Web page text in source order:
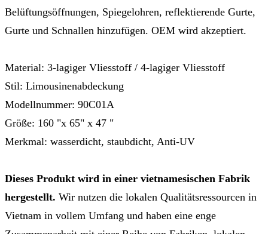
Belüftungsöffnungen, Spiegelohren, reflektierende Gurte,
Gurte und Schnallen hinzufügen. OEM wird akzeptiert.
Material: 3-lagiger Vliesstoff / 4-lagiger Vliesstoff
Stil: Limousinenabdeckung
Modellnummer: 90C01A
Größe: 160 "x 65" x 47 "
Merkmal: wasserdicht, staubdicht, Anti-UV
Dieses Produkt wird in einer vietnamesischen Fabrik
hergestellt. Wir nutzen die lokalen Qualitätsressourcen in
Vietnam in vollem Umfang und haben eine enge